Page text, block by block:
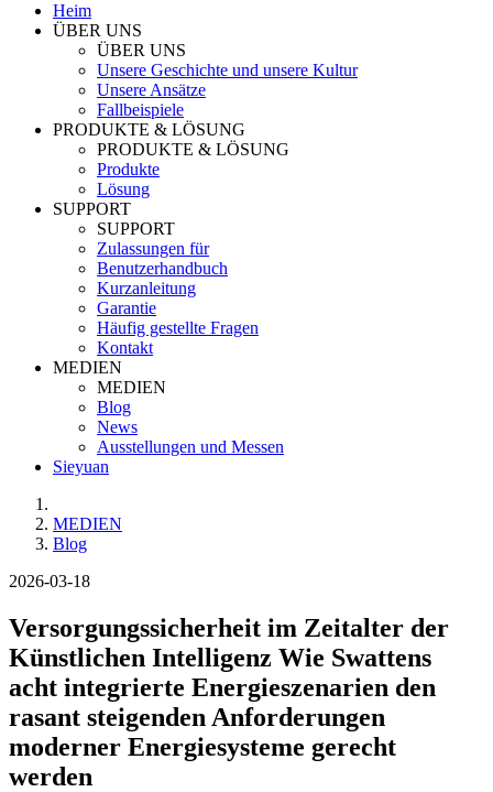
Heim
ÜBER UNS
ÜBER UNS
Unsere Geschichte und unsere Kultur
Unsere Ansätze
Fallbeispiele
PRODUKTE & LÖSUNG
PRODUKTE & LÖSUNG
Produkte
Lösung
SUPPORT
SUPPORT
Zulassungen für
Benutzerhandbuch
Kurzanleitung
Garantie
Häufig gestellte Fragen
Kontakt
MEDIEN
MEDIEN
Blog
News
Ausstellungen und Messen
Sieyuan
MEDIEN
Blog
2026-03-18
Versorgungssicherheit im Zeitalter der
Künstlichen Intelligenz Wie Swattens
acht integrierte Energieszenarien den
rasant steigenden Anforderungen
moderner Energiesysteme gerecht
werden